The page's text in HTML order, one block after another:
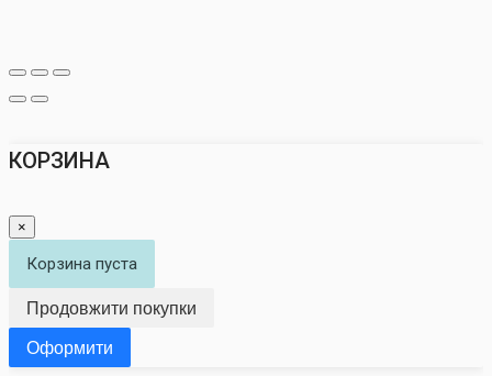
КОРЗИНА
×
Корзина пуста
Продовжити покупки
Оформити